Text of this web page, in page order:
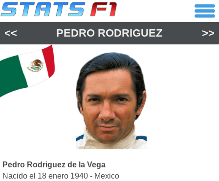
<< PEDRO RODRIGUEZ >>
Pedro Rodriguez de la Vega
Nacido el 18 enero 1940 - Mexico